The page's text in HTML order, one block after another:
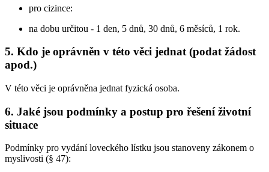
pro cizince:
na dobu určitou - 1 den, 5 dnů, 30 dnů, 6 měsíců, 1 rok.
5. Kdo je oprávněn v této věci jednat (podat žádost
apod.)
V této věci je oprávněna jednat fyzická osoba.
6. Jaké jsou podmínky a postup pro řešení životní
situace
Podmínky pro vydání loveckého lístku jsou stanoveny zákonem o
myslivosti (§ 47):